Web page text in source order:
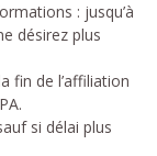
: jusqu’à
désirez plus
fin de l’affiliation
si délai plus